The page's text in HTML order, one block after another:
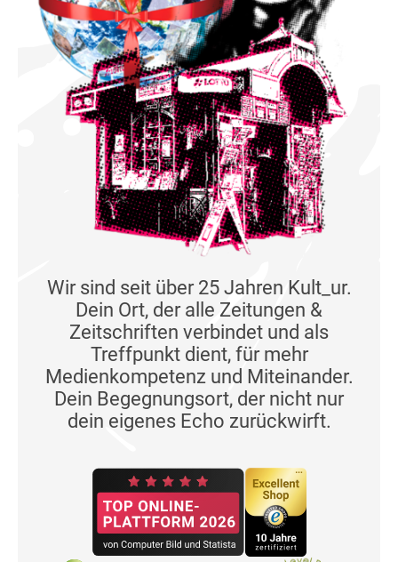
Wir sind seit über 25 Jahren Kult_ur.
Dein Ort, der alle Zeitungen &
Zeitschriften verbindet und als
Treffpunkt dient, für mehr
Medienkompetenz und Miteinander.
Dein Begegnungsort, der nicht nur
dein eigenes Echo zurückwirft.